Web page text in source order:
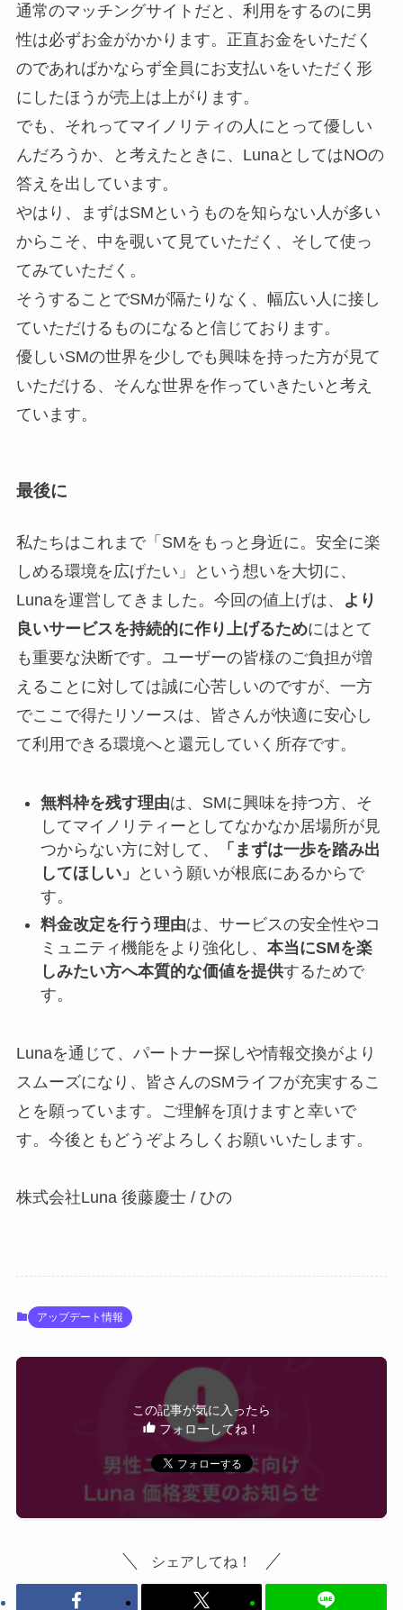
通常のマッチングサイトだと、利用をするのに男
性は必ずお金がかかります。正直お金をいただく
のであればかならず全員にお支払いをいただく形
にしたほうが売上は上がります。
でも、それってマイノリティの人にとって優しい
んだろうか、と考えたときに、LunaとしてはNOの
答えを出しています。
やはり、まずはSMというものを知らない人が多い
からこそ、中を覗いて見ていただく、そして使っ
てみていただく。
そうすることでSMが隔たりなく、幅広い人に接し
ていただけるものになると信じております。
優しいSMの世界を少しでも興味を持った方が見て
いただける、そんな世界を作っていきたいと考え
ています。
最後に
私たちはこれまで「SMをもっと身近に。安全に楽
しめる環境を広げたい」という想いを大切に、
Lunaを運営してきました。今回の値上げは、
より
良いサービスを持続的に作り上げるためにはとて
も重要な決断です。ユーザーの皆様のご負担が増
えることに対しては誠に心苦しいのですが、一方
でここで得たリソースは、皆さんが快適に安心し
て利用できる環境へと還元していく所存です。
無料枠を残す理由は、SMに興味を持つ方、そ
してマイノリティーとしてなかなか居場所が見
つからない方に対して、
「まずは一歩を踏み出
してほしい」
という願いが根底にあるからで
す。
料金改定を行う理由は、サービスの安全性やコ
ミュニティ機能をより強化し、 本当にSMを楽
しみたい方へ本質的な価値を提供するためで
す。
Lunaを通じて、パートナー探しや情報交換がより
スムーズになり、皆さんのSMライフが充実するこ
とを願っています。ご理解を頂けますと幸いで
す。今後ともどうぞよろしくお願いいたします。
株式会社Luna 後藤慶士 / ひの
アップデート情報
この記事が気に入ったら
フォローしてね！
シェアしてね！